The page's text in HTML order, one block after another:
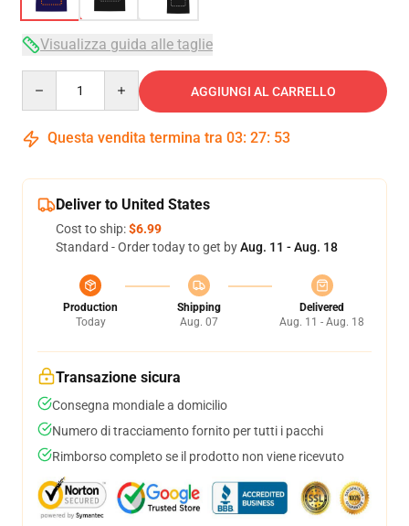
Visualizza guida alle taglie
AGGIUNGI AL CARRELLO
Questa vendita termina tra 03: 27: 52
Deliver to United States
Cost to ship:$6.99
Standard - Order today to get byAug. 11 - Aug. 18
Production
Today
Shipping
Aug. 07
Delivered
Aug. 11 - Aug. 18
Transazione sicura
Consegna mondiale a domicilio
Numero di tracciamento fornito per tutti i pacchi
Rimborso completo se il prodotto non viene ricevuto